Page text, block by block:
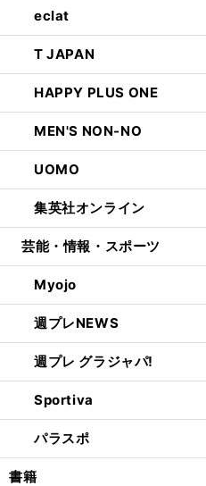
eclat
T JAPAN
HAPPY PLUS ONE
MEN'S NON-NO
UOMO
集英社オンライン
芸能・情報・スポーツ
Myojo
週プレNEWS
週プレ グラジャパ!
Sportiva
パラスポ
書籍